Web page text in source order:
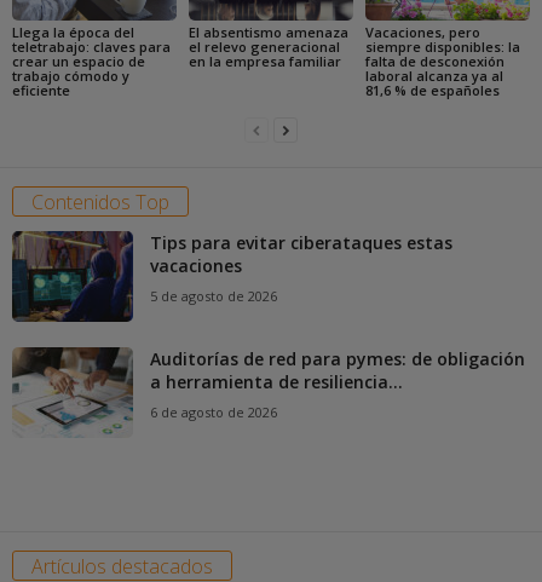
Llega la época del
teletrabajo: claves para
crear un espacio de
trabajo cómodo y
eficiente
El absentismo amenaza
el relevo generacional
en la empresa familiar
Vacaciones, pero
siempre disponibles: la
falta de desconexión
laboral alcanza ya al
81,6 % de españoles
Contenidos Top
Tips para evitar ciberataques estas
vacaciones
5 de agosto de 2026
Auditorías de red para pymes: de obligación
a herramienta de resiliencia...
6 de agosto de 2026
Artículos destacados